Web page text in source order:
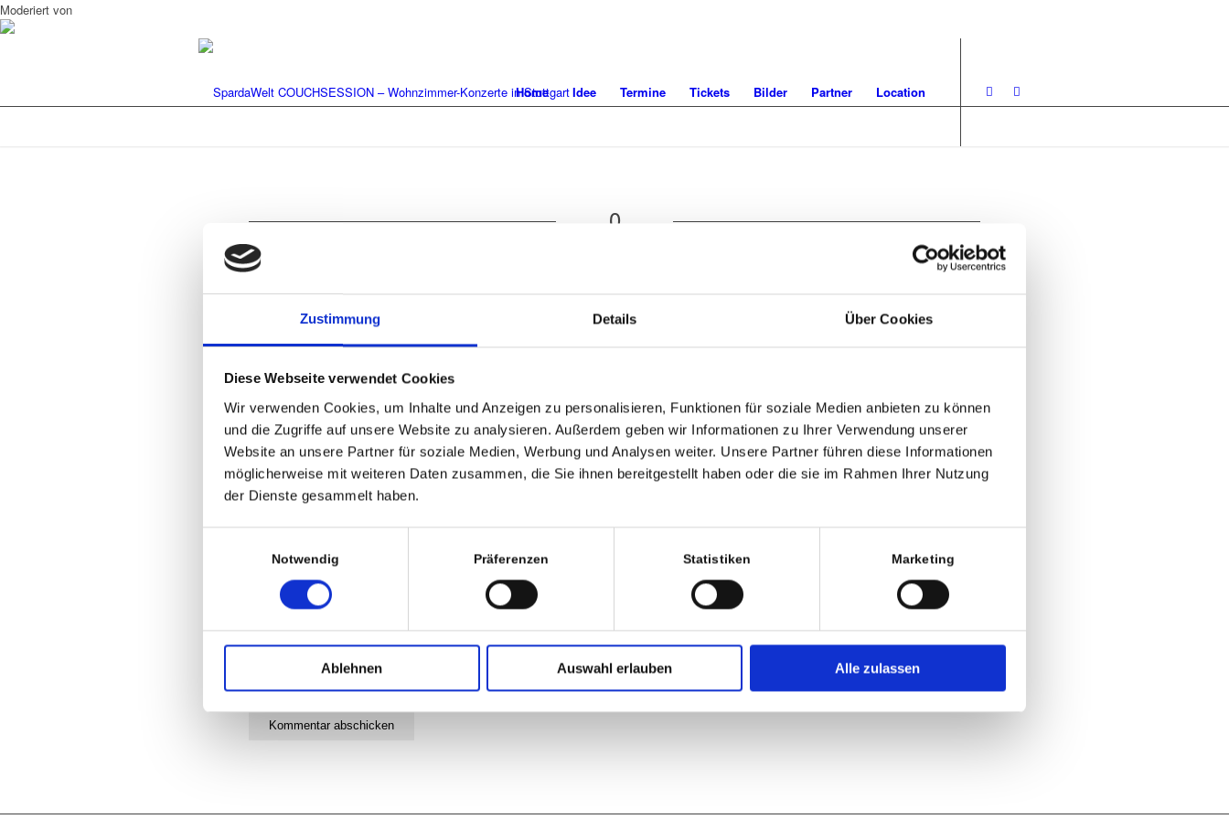
Zustimmung Details Über Cookies
Diese Webseite verwendet Cookies
Wir verwenden Cookies, um Inhalte und Anzeigen zu personalisieren, Funktionen für soziale Medien anbieten zu können
und die Zugriffe auf unsere Website zu analysieren. Außerdem geben wir Informationen zu Ihrer Verwendung unserer
Website an unsere Partner für soziale Medien, Werbung und Analysen weiter. Unsere Partner führen diese Informationen
möglicherweise mit weiteren Daten zusammen, die Sie ihnen bereitgestellt haben oder die sie im Rahmen Ihrer Nutzung
der Dienste gesammelt haben.
Notwendig Präferenzen Statistiken Marketing
Ablehnen Auswahl erlauben Alle zulassen
Moderiert von
Home Idee Termine Tickets Bilder Partner Location
0
Hinterlasse einen Kommentar
An der Diskussion beteiligen?
E-Mail-Adresse